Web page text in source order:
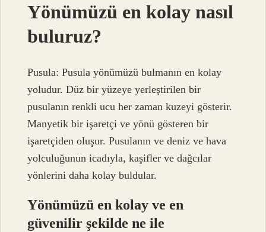
Yönümüzü en kolay nasıl
buluruz?
Pusula: Pusula yönümüzü bulmanın en kolay
yoludur. Düz bir yüzeye yerleştirilen bir
pusulanın renkli ucu her zaman kuzeyi gösterir.
Manyetik bir işaretçi ve yönü gösteren bir
işaretçiden oluşur. Pusulanın ve deniz ve hava
yolculuğunun icadıyla, kaşifler ve dağcılar
yönlerini daha kolay buldular.
Yönümüzü en kolay ve en
güvenilir şekilde ne ile